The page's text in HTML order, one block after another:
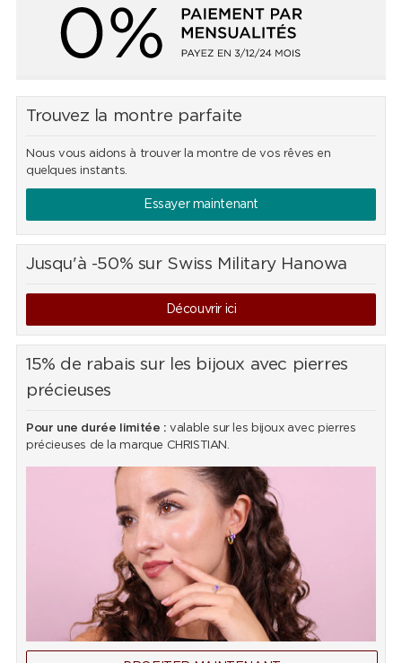
Trouvez la montre parfaite
Nous vous aidons à trouver la montre de vos rêves en
quelques instants.
Essayer maintenant
Jusqu'à -50% sur Swiss Military Hanowa
Découvrir ici
15% de rabais sur les bijoux avec pierres
précieuses
Pour une durée limitée : valable sur les bijoux avec pierres
précieuses de la marque CHRISTIAN.